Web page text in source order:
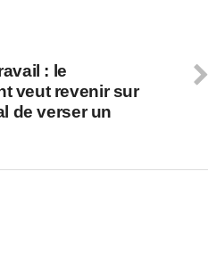
: le
veut revenir sur
de verser un